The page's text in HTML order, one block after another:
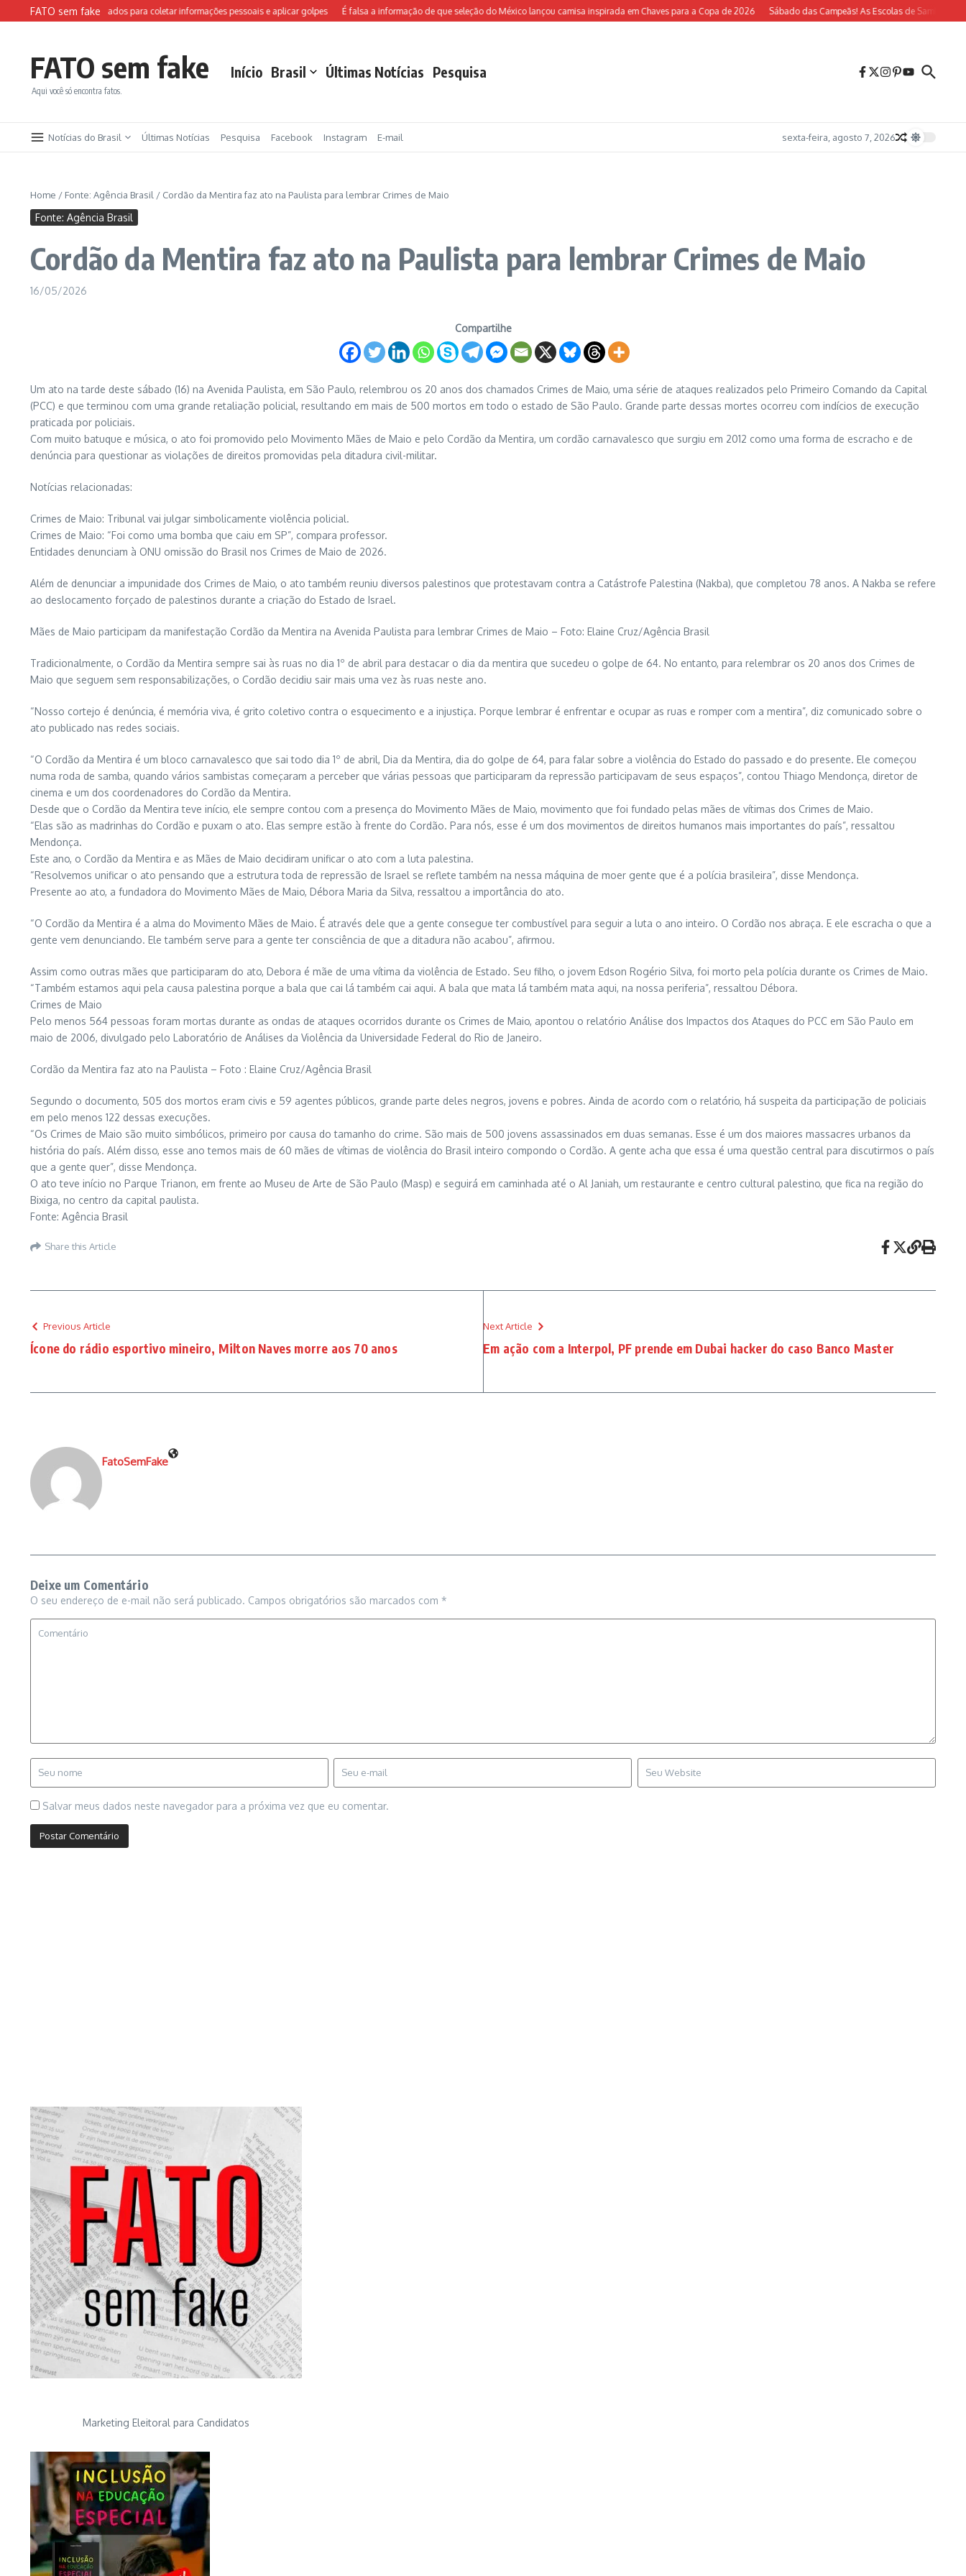
Ir para o conteúdo
FATO sem fake
falsos da FIFA são usados para coletar informações pessoais e aplicar golpes É falsa a informação de que seleção do México lançou camisa inspirada em Chaves para a Copa de 2026 Sábado das Campeãs! As Escolas de Samba do Rio
FATO sem fake
Aqui você só encontra fatos.
Início Brasil Últimas Notícias Pesquisa
Notícias do Brasil Últimas Notícias Pesquisa Facebook Instagram E-mail sexta-feira, agosto 7, 2026
Home / Fonte: Agência Brasil / Cordão da Mentira faz ato na Paulista para lembrar Crimes de Maio
Fonte: Agência Brasil
Cordão da Mentira faz ato na Paulista para lembrar Crimes de Maio
16/05/2026
Compartilhe
Um ato na tarde deste sábado (16) na Avenida Paulista, em São Paulo, relembrou os 20 anos dos chamados Crimes de Maio, uma série de ataques realizados pelo Primeiro Comando da Capital
(PCC) e que terminou com uma grande retaliação policial, resultando em mais de 500 mortos em todo o estado de São Paulo. Grande parte dessas mortes ocorreu com indícios de execução
praticada por policiais.
Com muito batuque e música, o ato foi promovido pelo Movimento Mães de Maio e pelo Cordão da Mentira, um cordão carnavalesco que surgiu em 2012 como uma forma de escracho e de
denúncia para questionar as violações de direitos promovidas pela ditadura civil-militar.
Notícias relacionadas:
Crimes de Maio: Tribunal vai julgar simbolicamente violência policial.
Crimes de Maio: “Foi como uma bomba que caiu em SP”, compara professor.
Entidades denunciam à ONU omissão do Brasil nos Crimes de Maio de 2026.
Além de denunciar a impunidade dos Crimes de Maio, o ato também reuniu diversos palestinos que protestavam contra a Catástrofe Palestina (Nakba), que completou 78 anos. A Nakba se refere
ao deslocamento forçado de palestinos durante a criação do Estado de Israel.
Mães de Maio participam da manifestação Cordão da Mentira na Avenida Paulista para lembrar Crimes de Maio – Foto: Elaine Cruz/Agência Brasil
Tradicionalmente, o Cordão da Mentira sempre sai às ruas no dia 1º de abril para destacar o dia da mentira que sucedeu o golpe de 64. No entanto, para relembrar os 20 anos dos Crimes de
Maio que seguem sem responsabilizações, o Cordão decidiu sair mais uma vez às ruas neste ano.
“Nosso cortejo é denúncia, é memória viva, é grito coletivo contra o esquecimento e a injustiça. Porque lembrar é enfrentar e ocupar as ruas e romper com a mentira”, diz comunicado sobre o
ato publicado nas redes sociais.
“O Cordão da Mentira é um bloco carnavalesco que sai todo dia 1º de abril, Dia da Mentira, dia do golpe de 64, para falar sobre a violência do Estado do passado e do presente. Ele começou
numa roda de samba, quando vários sambistas começaram a perceber que várias pessoas que participaram da repressão participavam de seus espaços”, contou Thiago Mendonça, diretor de
cinema e um dos coordenadores do Cordão da Mentira.
Desde que o Cordão da Mentira teve início, ele sempre contou com a presença do Movimento Mães de Maio, movimento que foi fundado pelas mães de vítimas dos Crimes de Maio.
“Elas são as madrinhas do Cordão e puxam o ato. Elas sempre estão à frente do Cordão. Para nós, esse é um dos movimentos de direitos humanos mais importantes do país”, ressaltou
Mendonça.
Este ano, o Cordão da Mentira e as Mães de Maio decidiram unificar o ato com a luta palestina.
“Resolvemos unificar o ato pensando que a estrutura toda de repressão de Israel se reflete também na nessa máquina de moer gente que é a polícia brasileira”, disse Mendonça.
Presente ao ato, a fundadora do Movimento Mães de Maio, Débora Maria da Silva, ressaltou a importância do ato.
“O Cordão da Mentira é a alma do Movimento Mães de Maio. É através dele que a gente consegue ter combustível para seguir a luta o ano inteiro. O Cordão nos abraça. E ele escracha o que a
gente vem denunciando. Ele também serve para a gente ter consciência de que a ditadura não acabou”, afirmou.
Assim como outras mães que participaram do ato, Debora é mãe de uma vítima da violência de Estado. Seu filho, o jovem Edson Rogério Silva, foi morto pela polícia durante os Crimes de Maio.
“Também estamos aqui pela causa palestina porque a bala que cai lá também cai aqui. A bala que mata lá também mata aqui, na nossa periferia”, ressaltou Débora.
Crimes de Maio
Pelo menos 564 pessoas foram mortas durante as ondas de ataques ocorridos durante os Crimes de Maio, apontou o relatório Análise dos Impactos dos Ataques do PCC em São Paulo em
maio de 2006, divulgado pelo Laboratório de Análises da Violência da Universidade Federal do Rio de Janeiro.
Cordão da Mentira faz ato na Paulista – Foto : Elaine Cruz/Agência Brasil
Segundo o documento, 505 dos mortos eram civis e 59 agentes públicos, grande parte deles negros, jovens e pobres. Ainda de acordo com o relatório, há suspeita da participação de policiais
em pelo menos 122 dessas execuções.
“Os Crimes de Maio são muito simbólicos, primeiro por causa do tamanho do crime. São mais de 500 jovens assassinados em duas semanas. Esse é um dos maiores massacres urbanos da
história do país. Além disso, esse ano temos mais de 60 mães de vítimas de violência do Brasil inteiro compondo o Cordão. A gente acha que essa é uma questão central para discutirmos o país
que a gente quer”, disse Mendonça.
O ato teve início no Parque Trianon, em frente ao Museu de Arte de São Paulo (Masp) e seguirá em caminhada até o Al Janiah, um restaurante e centro cultural palestino, que fica na região do
Bixiga, no centro da capital paulista.
Fonte: Agência Brasil
Share this Article
Previous Article
Ícone do rádio esportivo mineiro, Milton Naves morre aos 70 anos
Next Article
Em ação com a Interpol, PF prende em Dubai hacker do caso Banco Master
FatoSemFake
Deixe um Comentário
O seu endereço de e-mail não será publicado. Campos obrigatórios são marcados com *
Salvar meus dados neste navegador para a próxima vez que eu comentar.
Marketing Eleitoral para Candidatos